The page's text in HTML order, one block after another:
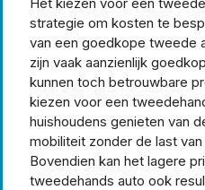
strategie om kosten te
van een goedkope tweede
zijn vaak aanzienlijk
kunnen toch betrouwbare
kiezen voor een
huishoudens genieten van
mobiliteit zonder de last
Bovendien kan het lagere
tweedehands auto ook